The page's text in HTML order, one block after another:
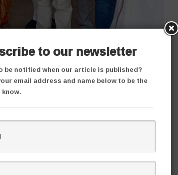
to our newsletter
be notified when our article is published?
email address and name below to be the